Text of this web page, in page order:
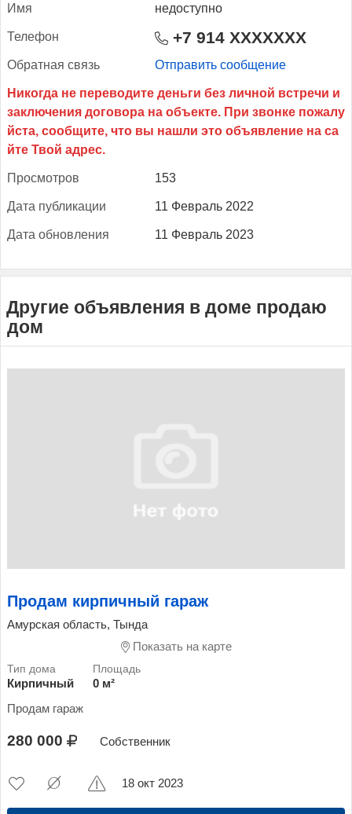
Имя недоступно
Те­лефон +7 914 XXXXXXX
Об­ратная связь Отправить сообщение
Прос­мотров 153
Да­та пуб­ли­кации 11 Февраль 2022
Да­та об­новле­ния 11 Февраль 2023
Другие объявления в доме продаю
дом
Продам кирпичный гараж
Амурская область, Тында
Показать на карте
Кирпичный
0 м²
Продам гараж
280 000 Собственник
18 окт 2023